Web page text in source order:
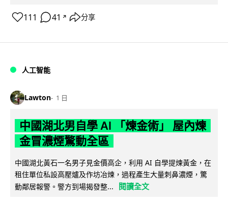
111 41 ↗ 分享
人工智能
Lawton 1 日
中國湖北男自學 AI 「煉金術」 屋內煉
金冒濃煙驚動全區
中國湖北黃石一名男子見金價高企，利用 AI 自學提煉黃金，在
租住單位私設高壓爐及作坊冶煉，過程產生大量刺鼻濃煙，驚
動鄰居報警。警方到場揭發整...
閱讀全文